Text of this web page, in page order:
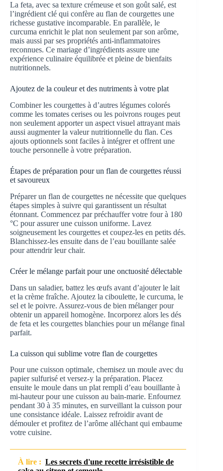
La feta, avec sa texture crémeuse et son goût salé, est
l’ingrédient clé qui confère au flan de courgettes une
richesse gustative incomparable. En parallèle, le
curcuma enrichit le plat non seulement par son arôme,
mais aussi par ses propriétés anti-inflammatoires
reconnues. Ce mariage d’ingrédients assure une
expérience culinaire équilibrée et pleine de bienfaits
nutritionnels.
Ajoutez de la couleur et des nutriments à votre plat
Combiner les courgettes à d’autres légumes colorés
comme les tomates cerises ou les poivrons rouges peut
non seulement apporter un aspect visuel attrayant mais
aussi augmenter la valeur nutritionnelle du flan. Ces
ajouts optionnels sont faciles à intégrer et offrent une
touche personnelle à votre préparation.
Étapes de préparation pour un flan de courgettes réussi
et savoureux
Préparer un flan de courgettes ne nécessite que quelques
étapes simples à suivre qui garantissent un résultat
étonnant. Commencez par préchauffer votre four à 180
°C pour assurer une cuisson uniforme. Lavez
soigneusement les courgettes et coupez-les en petits dés.
Blanchissez-les ensuite dans de l’eau bouillante salée
pour attendrir leur chair.
Créer le mélange parfait pour une onctuosité délectable
Dans un saladier, battez les œufs avant d’ajouter le lait
et la crème fraîche. Ajoutez la ciboulette, le curcuma, le
sel et le poivre. Assurez-vous de bien mélanger pour
obtenir un appareil homogène. Incorporez alors les dés
de feta et les courgettes blanchies pour un mélange final
parfait.
La cuisson qui sublime votre flan de courgettes
Pour une cuisson optimale, chemisez un moule avec du
papier sulfurisé et versez-y la préparation. Placez
ensuite le moule dans un plat rempli d’eau bouillante à
mi-hauteur pour une cuisson au bain-marie. Enfournez
pendant 30 à 35 minutes, en surveillant la cuisson pour
une consistance idéale. Laissez refroidir avant de
démouler et profitez de l’arôme alléchant qui embaume
votre cuisine.
À lire : Les secrets d'une recette irrésistible de